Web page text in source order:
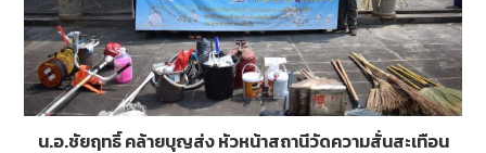
น.อ.ชัยฤทธิ์ คล้ายบุญส่ง หัวหน้าสถานีวัดความสั่นสะเทือน